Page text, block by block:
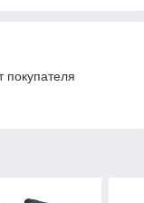
покупателя